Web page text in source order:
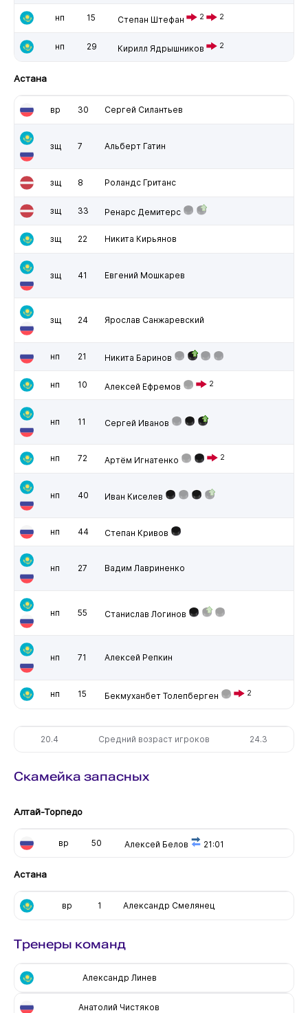
нп 15 Степан Штефан 2 2
нп 29 Кирилл Ядрышников 2
Астана
вр 30 Сергей Силантьев
зщ 7 Альберт Гатин
зщ 8 Роландс Гританс
зщ 33 Ренарс Демитерс
зщ 22 Никита Кирьянов
зщ 41 Евгений Мошкарев
зщ 24 Ярослав Санжаревский
нп 21 Никита Баринов
нп 10 Алексей Ефремов 2
нп 11 Сергей Иванов
нп 72 Артём Игнатенко 2
нп 40 Иван Киселев
нп 44 Степан Кривов
нп 27 Вадим Лавриненко
нп 55 Станислав Логинов
нп 71 Алексей Репкин
нп 15 Бекмуханбет Толепберген 2
20.4 Средний возраст игроков 24.3
Скамейка запасных
Алтай-Торпедо
вр 50 Алексей Белов 21:01
Астана
вр 1 Александр Смелянец
Тренеры команд
Александр Линев
Анатолий Чистяков